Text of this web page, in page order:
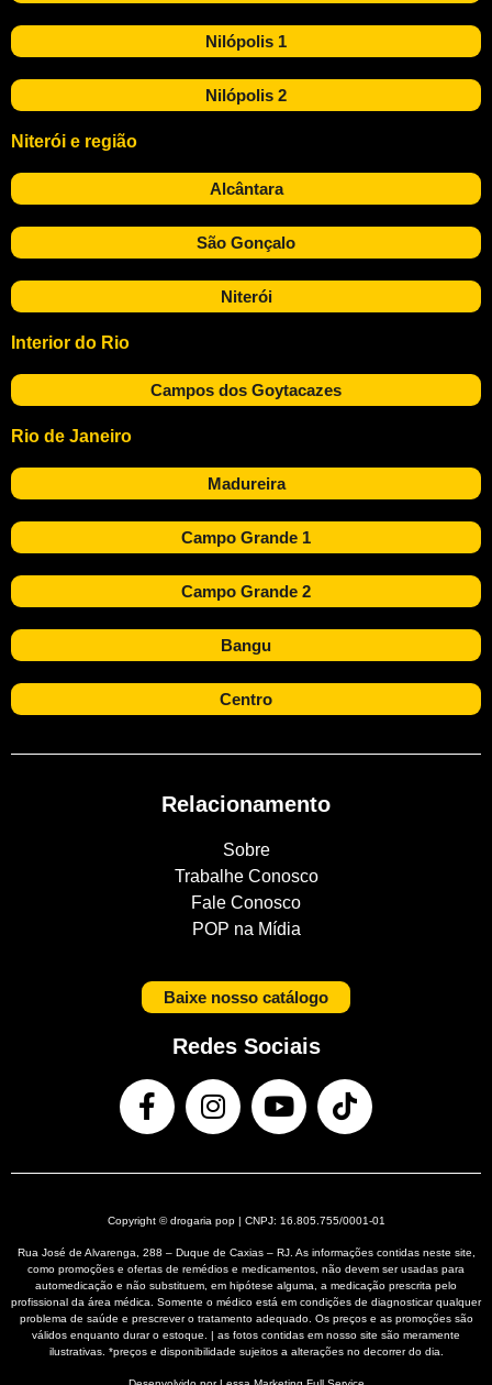
Nilópolis 1
Nilópolis 2
Niterói e região
Alcântara
São Gonçalo
Niterói
Interior do Rio
Campos dos Goytacazes
Rio de Janeiro
Madureira
Campo Grande 1
Campo Grande 2
Bangu
Centro
Relacionamento
Sobre
Trabalhe Conosco
Fale Conosco
POP na Mídia
Baixe nosso catálogo
Redes Sociais
Copyright © drogaria pop | CNPJ: 16.805.755/0001-01
Rua José de Alvarenga, 288 – Duque de Caxias – RJ. As informações contidas neste site,
como promoções e ofertas de remédios e medicamentos, não devem ser usadas para
automedicação e não substituem, em hipótese alguma, a medicação prescrita pelo
profissional da área médica. Somente o médico está em condições de diagnosticar qualquer
problema de saúde e prescrever o tratamento adequado. Os preços e as promoções são
válidos enquanto durar o estoque. | as fotos contidas em nosso site são meramente
ilustrativas. *preços e disponibilidade sujeitos a alterações no decorrer do dia.